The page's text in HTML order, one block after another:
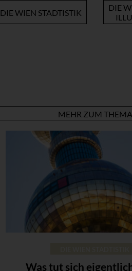
DIE WIEN STADTISTIK
DIE
MEHR ZUM THEMA
Was tut sich